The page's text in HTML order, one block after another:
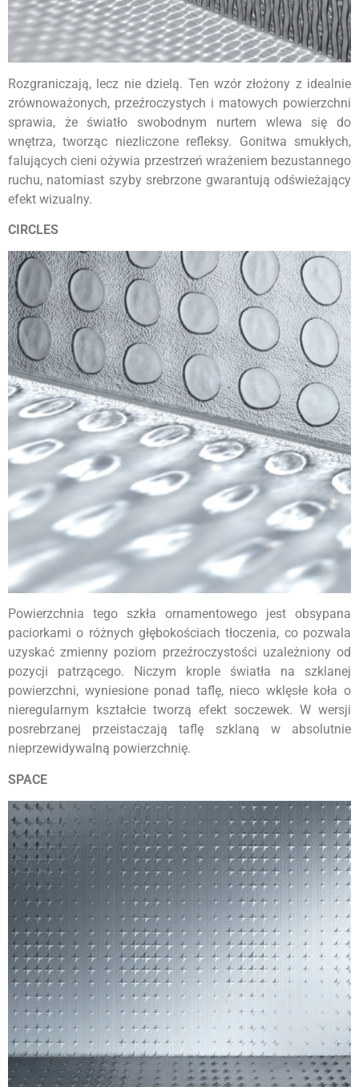
Rozgraniczają, lecz nie dzielą. Ten wzór złożony z idealnie
zrównoważonych, przeźroczystych i matowych powierzchni
sprawia, że światło swobodnym nurtem wlewa się do
wnętrza, tworząc niezliczone refleksy. Gonitwa smukłych,
falujących cieni ożywia przestrzeń wrażeniem bezustannego
ruchu, natomiast szyby srebrzone gwarantują odświeżający
efekt wizualny.
CIRCLES
Powierzchnia tego szkła ornamentowego jest obsypana
paciorkami o różnych głębokościach tłoczenia, co pozwala
uzyskać zmienny poziom przeźroczystości uzależniony od
pozycji patrzącego. Niczym krople światła na szklanej
powierzchni, wyniesione ponad taflę, nieco wklęsłe koła o
nieregularnym kształcie tworzą efekt soczewek. W wersji
posrebrzanej przeistaczają taflę szklaną w absolutnie
nieprzewidywalną powierzchnię.
SPACE